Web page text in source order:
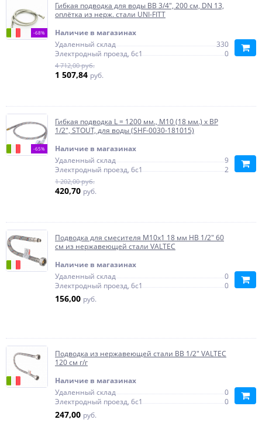
-68%
Гибкая подводка для воды ВВ 3/4", 200 см, DN 13,
оплётка из нерж. стали UNI-FITT
Наличие в магазинах
Удаленный склад
330
Электродный проезд, 6с1
0
4 712,00 руб.
1 507,84 руб.
-65%
Гибкая подводка L = 1200 мм., M10 (18 мм.) х ВР
1/2", STOUT, для воды (SHF-0030-181015)
Наличие в магазинах
Удаленный склад
9
Электродный проезд, 6с1
2
1 202,00 руб.
420,70 руб.
Подводка для смесителя М10х1 18 мм НВ 1/2" 60
см из нержавеющей стали VALTEC
Наличие в магазинах
Удаленный склад
0
Электродный проезд, 6с1
0
156,00 руб.
Подводка из нержавеющей стали ВВ 1/2" VALTEC
120 см г/г
Наличие в магазинах
Удаленный склад
0
Электродный проезд, 6с1
0
247,00 руб.